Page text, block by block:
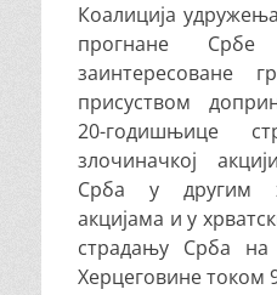
Коалиција
прогнане
заинтересоване
присуством
20-годишњице
злочиначкој
Срба у другим
акцијама и у
страдању Срба
Херцеговине током